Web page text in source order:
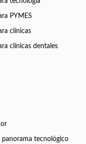
PYMES
clínicas
clínicas dentales
panorama tecnológico